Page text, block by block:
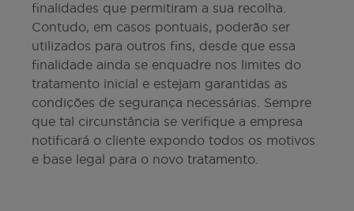
finalidades que permitiram a sua recolha.
Contudo, em casos pontuais, poderão ser
utilizados para outros fins, desde que essa
finalidade ainda se enquadre nos limites do
tratamento inicial e estejam garantidas as
condições de segurança necessárias. Sempre
que tal circunstância se verifique a empresa
notificará o cliente expondo todos os motivos
e base legal para o novo tratamento.